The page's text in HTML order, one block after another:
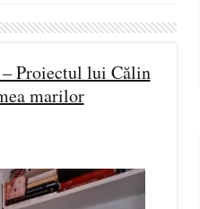
Proiectul lui Călin
marilor